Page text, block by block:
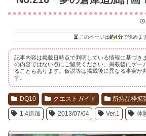
このページは約4分で読めま
記事内容は掲載日時点で判明している情報に基づき
の内容ではない点にご留意ください。掲載後にゲー
ることもあります。仮説等は掲載後に異なる事実が
す。
DQ10 クエストガイド 所持品枠拡
1.4追加 2013/07/04 Ver.1 体